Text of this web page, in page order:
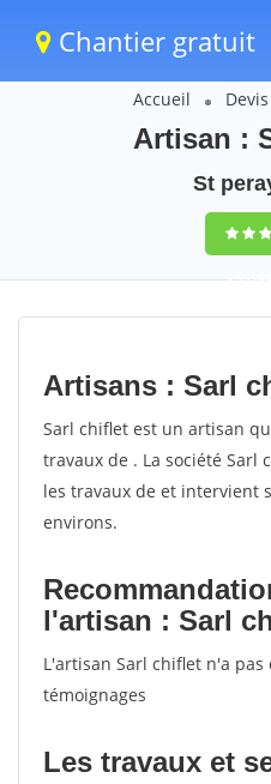
Chantier gratuit
Accueil
Artisan :
St
9,5
Artisans : Sarl
Sarl chiflet est un artisan
travaux de . La société Sarl
les travaux de et intervient
environs.
l'artisan : Sarl
L'artisan Sarl chiflet n'a
témoignages
Les travaux et